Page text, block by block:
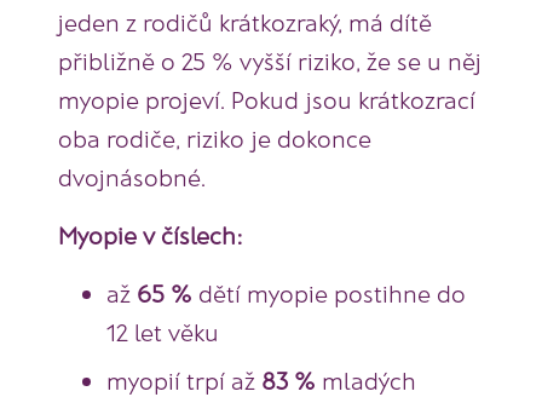
jeden z rodičů krátkozraký, má dítě
přibližně o 25 % vyšší riziko, že se u něj
myopie projeví. Pokud jsou krátkozrací
oba rodiče, riziko je dokonce
dvojnásobné.
Myopie v číslech:
až 65 % dětí myopie postihne do
12 let věku
myopií trpí až 83 % mladých